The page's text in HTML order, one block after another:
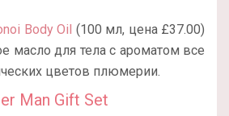
Body Oil (100 мл, цена £37.00)
масло для тела с ароматом все
цветов плюмерии.
Man Gift Set